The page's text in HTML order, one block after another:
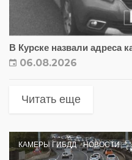
В Курске назвали адреса
06.08.2026
Читать еще
КАМЕРЫ ГИБДД НОВОСТИ